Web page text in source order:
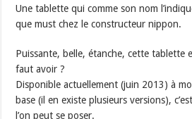
Une tablette qui comme son nom
que must chez le constructeur nippon.
Puissante, belle, étanche, cette tablette
faut avoir ?
Disponible actuellement (juin 2013) à
base (il en existe plusieurs versions),
l’on peut se poser.